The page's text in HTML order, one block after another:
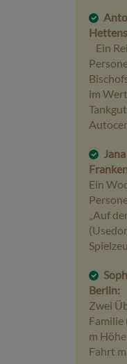
Ein
im
Ein
„Auf
Berlin:
Zwei
Familie
m
Fahrt